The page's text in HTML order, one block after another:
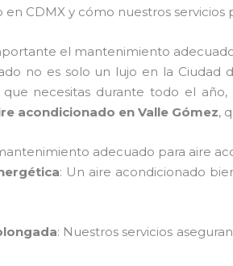
en CDMX y cómo nuestros
el mantenimiento
no es solo un lujo en la Ciudad
necesitas durante todo el
acondicionado en Valle Gómez,
adecuado para aire
: Un aire acondicionado
: Nuestros servicios